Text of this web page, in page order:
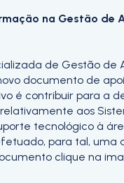
na Gestão de
de Gestão de
documento de
é contribuir para a
aos
tecnológico à
para tal, uma
clique na